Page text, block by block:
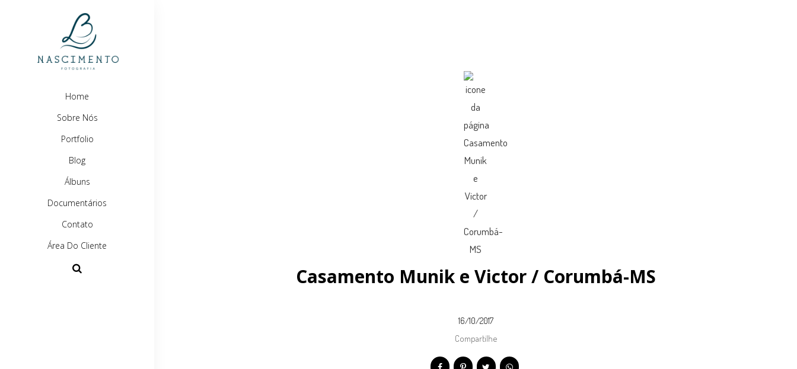
Home
Sobre Nós
Portfolio
Blog
Álbuns
Documentários
Contato
Área Do Cliente
Casamento Munik e Victor / Corumbá-MS
16/10/2017
Compartilhe